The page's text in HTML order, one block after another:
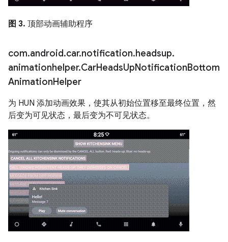
图 3. 顶部动画辅助程序
com.android.car.notification.headsup.
animationhelper.CarHeadsUpNotificationBottom
AnimationHelper
为 HUN 添加动画效果，使其从初始位置移至最终位置，然
后变为可见状态，最后变为不可见状态。